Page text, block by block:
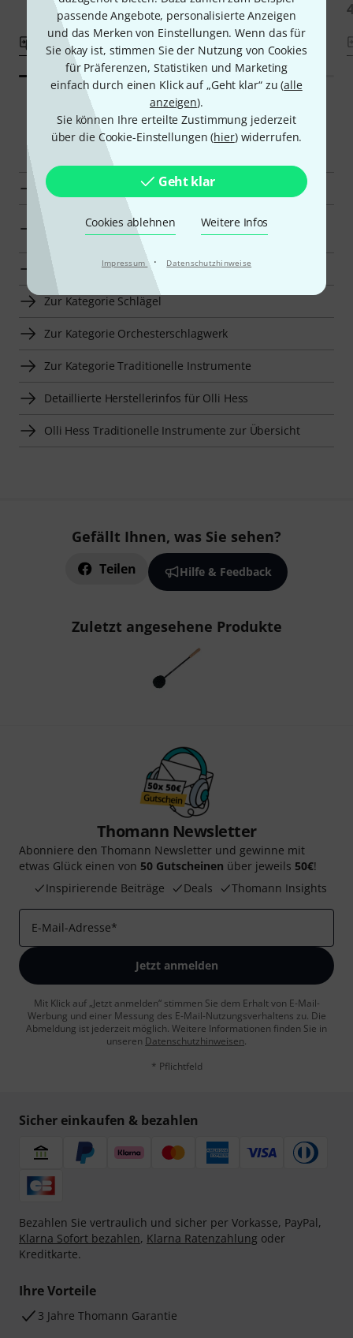
passende Angebote, personalisierte Anzeigen
und das Merken von Einstellungen. Wenn das für
Sie okay ist, stimmen Sie der Nutzung von Cookies
für Präferenzen, Statistiken und Marketing
einfach durch einen Klick auf „Geht klar“ zu (alle
anzeigen).
Sie können Ihre erteilte Zustimmung jederzeit
über die Cookie-Einstellungen (hier) widerrufen.
Geht klar
Cookies ablehnen Weitere Infos
Impressum · Datenschutzhinweise
Vergleichen Vergleichen
Smart Navigator
Olli Hess Schlägel für TamTams/Gongs zur Übersicht
Schlägel für TamTams/Gongs für 50 CHF–70 CHF
anzeigen
Zur Kategorie Schlägel für TamTams/Gongs
Zur Kategorie Schlägel
Zur Kategorie Orchesterschlagwerk
Zur Kategorie Traditionelle Instrumente
Detaillierte Herstellerinfos für Olli Hess
Olli Hess Traditionelle Instrumente zur Übersicht
Gefällt Ihnen, was Sie sehen?
Teilen Hilfe & Feedback
Zuletzt angesehene Produkte
Thomann Newsletter
Abonniere den Thomann Newsletter und gewinne mit
etwas Glück einen von 50 Gutscheinen über jeweils 50€!
Inspirierende Beiträge
Deals Thomann Insights
E-Mail-Adresse*
Jetzt anmelden
Mit Klick auf „Jetzt anmelden“ stimmen Sie dem Erhalt von E-Mail-
Werbung und einer Messung des E-Mail-Nutzungsverhaltens zu. Die
Abmeldung ist jederzeit möglich. Weitere Informationen finden Sie in
unseren Datenschutzhinweisen.
* Pflichtfeld
Sicher einkaufen & bezahlen
Bezahlen Sie vertraulich und sicher per Vorkasse, PayPal,
Klarna Sofort bezahlen, Klarna Ratenzahlung oder
Kreditkarte.
Ihre Vorteile
3 Jahre Thomann Garantie